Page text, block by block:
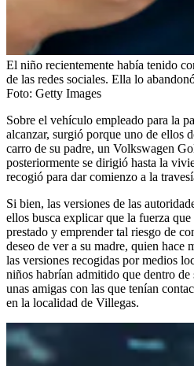
El niño recientemente había tenido
de las redes sociales. Ella lo
Foto: Getty Images
Sobre el vehículo empleado para la
alcanzar, surgió porque uno de ellos
carro de su padre, un Volkswagen
posteriormente se dirigió hasta la
recogió para dar comienzo a la
Si bien, las versiones de las
ellos busca explicar que la fuerza
prestado y emprender tal riesgo de
deseo de ver a su madre, quien hace
las versiones recogidas por medios
niños habrían admitido que dentro de
unas amigas con las que tenían
en la localidad de Villegas.